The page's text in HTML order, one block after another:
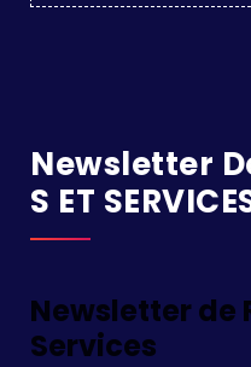
Newsletter
S ET
Newsletter de
Services